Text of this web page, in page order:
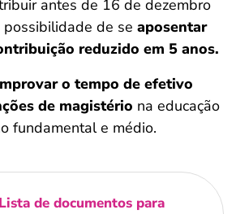
antes de 16 de dezembro
de se aposentar
reduzido em 5 anos.
o tempo de efetivo
de magistério na educação
fundamental e médio.
Lista de documentos para